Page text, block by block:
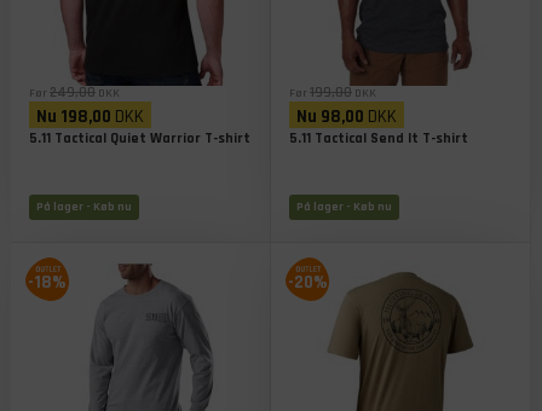
Før 249,00 DKK
Nu 198,00 DKK
5.11 Tactical Quiet Warrior T-shirt
På lager - Køb nu
Før 199,00 DKK
Nu 98,00 DKK
5.11 Tactical Send It T-shirt
På lager - Køb nu
-18% -20%